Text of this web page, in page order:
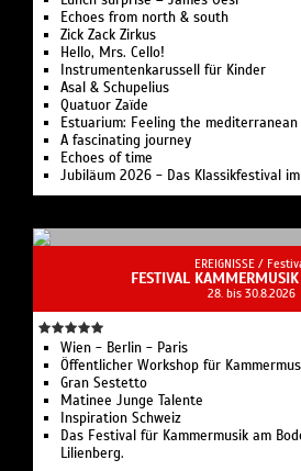
Echoes from north & south
Zick Zack Zirkus
Hello, Mrs. Cello!
Instrumentenkarussell für Kinder
Asal & Schupelius
Quatuor Zaïde
Estuarium: Feeling the mediterranean
A fascinating journey
Echoes of time
Jubiläum 2026 - Das Klassikfestival
EREIGNISSE /
FESTIVAL
28. bis 30.8.2026
Wien - Berlin - Paris
Öffentlicher Workshop für
Gran Sestetto
Matinee Junge Talente
Inspiration Schweiz
Das Festival für Kammermusik am
Lilienberg.